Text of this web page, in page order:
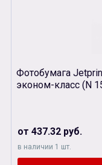
Фотобумага
эконом-класс (N
от 437.32 руб.
в наличии 1 шт.